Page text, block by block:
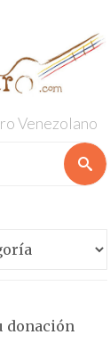
Venezolano
Buscar
donación